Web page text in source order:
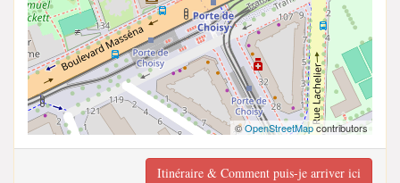
©OpenStreetMapcontributors
Itinéraire & Comment puis-je arriver ici